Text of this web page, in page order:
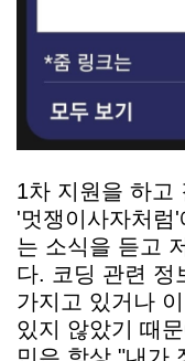
1차 지원을 하고
'멋쟁이사자처럼
는 소식을 듣고
다. 코딩 관련 정
가지고 있거나
있지 않았기 때